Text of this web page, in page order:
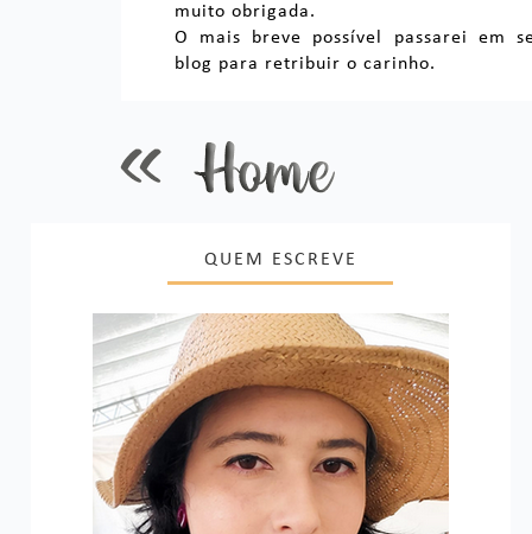
muito obrigada.
O mais breve possível passarei em
blog para retribuir o carinho.
QUEM ESCREVE